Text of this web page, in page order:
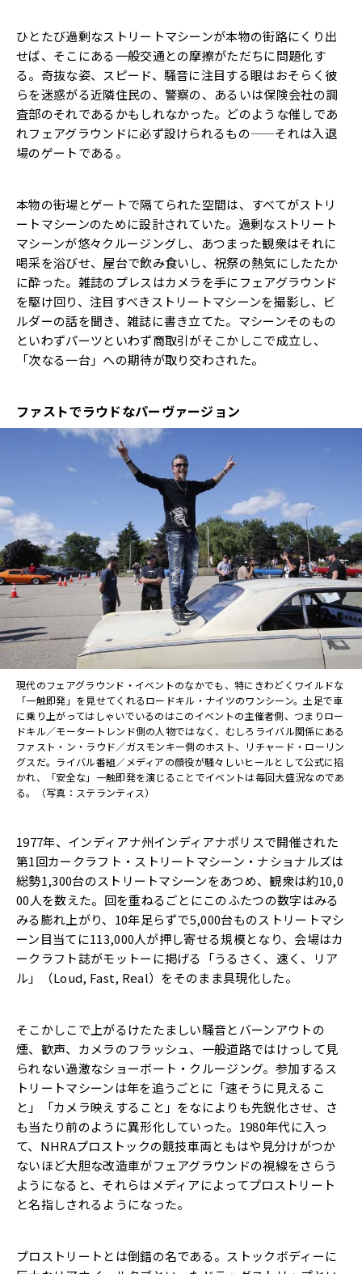
ひとたび過剰なストリートマシーンが本物の街路にくり出
せば、そこにある一般交通との摩擦がただちに問題化す
る。奇抜な姿、スピード、騒音に注目する眼はおそらく彼
らを迷惑がる近隣住民の、警察の、あるいは保険会社の調
査部のそれであるかもしれなかった。どのような催しであ
れフェアグラウンドに必ず設けられるもの——それは入退
場のゲートである。
本物の街場とゲートで隔てられた空間は、すべてがストリ
ートマシーンのために設計されていた。過剰なストリート
マシーンが悠々クルージングし、あつまった観衆はそれに
喝采を浴びせ、屋台で飲み食いし、祝祭の熱気にしたたか
に酔った。雑誌のプレスはカメラを手にフェアグラウンド
を駆け回り、注目すべきストリートマシーンを撮影し、ビ
ルダーの話を聞き、雑誌に書き立てた。マシーンそのもの
といわずパーツといわず商取引がそこかしこで成立し、
「次なる一台」への期待が取り交わされた。
ファストでラウドなパーヴァージョン
現代のフェアグラウンド・イベントのなかでも、特にきわどくワイルドな
「一触即発」を見せてくれるロードキル・ナイツのワンシーン。土足で車
に乗り上がってはしゃいでいるのはこのイベントの主催者側、つまりロー
ドキル／モータートレンド側の人物ではなく、むしろライバル関係にある
ファスト・ン・ラウド／ガスモンキー側のホスト、リチャード・ローリン
グスだ。ライバル番組／メディアの顔役が騒々しいヒールとして公式に招
かれ、「安全な」一触即発を演じることでイベントは毎回大盛況なのであ
る。（写真：ステランティス）
1977年、インディアナ州インディアナポリスで開催された
第1回カークラフト・ストリートマシーン・ナショナルズは
総勢1,300台のストリートマシーンをあつめ、観衆は約10,0
00人を数えた。回を重ねるごとにこのふたつの数字はみる
みる膨れ上がり、10年足らずで5,000台ものストリートマシ
ーン目当てに113,000人が押し寄せる規模となり、会場はカ
ークラフト誌がモットーに掲げる「うるさく、速く、リア
ル」（Loud, Fast, Real）をそのまま具現化した。
そこかしこで上がるけたたましい騒音とバーンアウトの
煙、歓声、カメラのフラッシュ、一般道路ではけっして見
られない過激なショーボート・クルージング。参加するス
トリートマシーンは年を追うごとに「速そうに見えるこ
と」「カメラ映えすること」をなによりも先鋭化させ、さ
も当たり前のように異形化していった。1980年代に入っ
て、NHRAプロストックの競技車両ともはや見分けがつか
ないほど大胆な改造車がフェアグラウンドの視線をさらう
ようになると、それらはメディアによってプロストリート
と名指しされるようになった。
プロストリートとは倒錯の名である。ストックボディーに